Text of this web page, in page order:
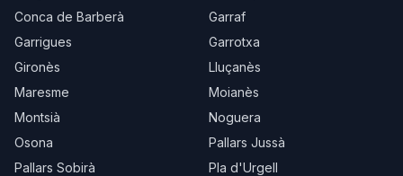
Conca de Barberà
Garraf
Garrigues
Garrotxa
Gironès
Lluçanès
Maresme
Moianès
Montsià
Noguera
Osona
Pallars Jussà
Pallars Sobirà
Pla d'Urgell